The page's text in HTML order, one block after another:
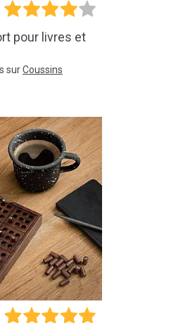
pour livres et
surCoussins